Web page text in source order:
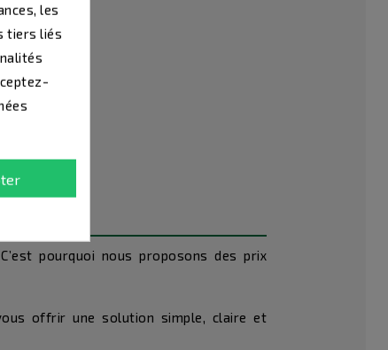
pourquoi nous proposons des prix
offrir une solution simple, claire et
les
tiers liés